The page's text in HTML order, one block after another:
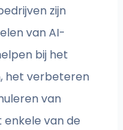
zijn
van AI-
bij het
het verbeteren
van
van de